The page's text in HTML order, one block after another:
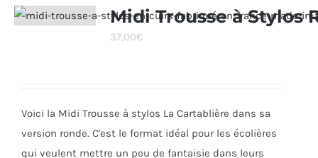
variations.
Les
choisies
sur
Midi Trousse à Stylos
37,00€
Voici la Midi Trousse à stylos La Cartablière dans sa
version ronde. C'est le format idéal pour les écolières
qui veulent mettre un peu de fantaisie dans leurs